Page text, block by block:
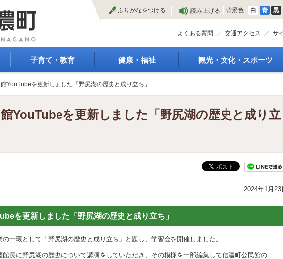
文
ふりがなをつける 読み上げる 背景色 白 青 黒
よくある質問 交通アクセス サ
子育て・教育
保育園・幼稚園
教育委員会
人権・平和啓発
図書
国民スポーツ大会
健康・福祉
救急医療
健康増進
食育
観光・文化・スポーツ
文化財
スポーツ
まつり
国内・国際交流
YouTubeを更新しました「野尻湖の歴史と成り立ち」
YouTubeを更新しました「野尻湖の歴史と成り立
2024年1月23
を更新しました「野尻湖の歴史と成り立ち」
一環として「野尻湖の歴史と成り立ち」と題し、学習会を開催しました。
館長に野尻湖の歴史について講演をしていただき、その模様を一部編集して信濃町公民館の